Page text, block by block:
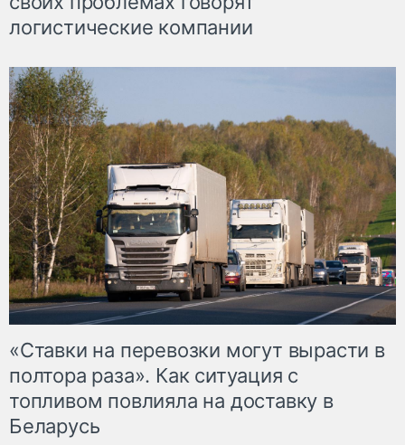
логистические компании
«Ставки на перевозки могут вырасти в
полтора раза». Как ситуация с
топливом повлияла на доставку в
Беларусь